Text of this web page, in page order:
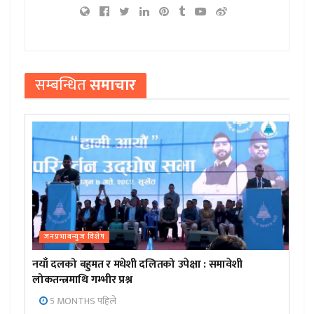
सम्बन्धितसमाचार
जनप्रभाबन्युज विशेष
नयाँ दलको बहुमत र मधेशी दलितको उपेक्षा : समावेशी
लोकतन्त्रमाथि गम्भीर प्रश्न
5 MONTHS पहिले